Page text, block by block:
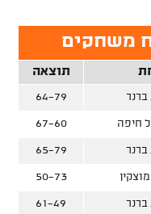
משחקים
תוצאה
64-79
חיפה 67-60
65-79
50-73
61-49